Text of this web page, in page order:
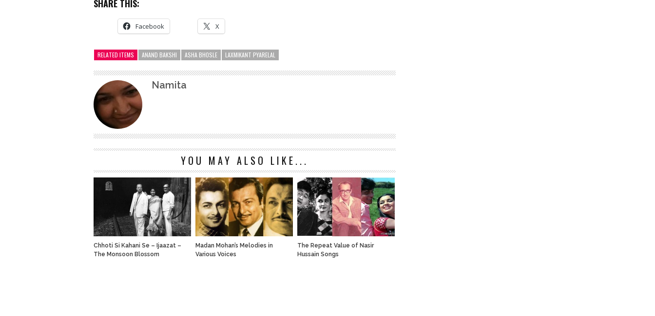
SHARE THIS:
Facebook X
RELATED ITEMS ANAND BAKSHI ASHA BHOSLE LAXMIKANT PYARELAL
Namita
YOU MAY ALSO LIKE...
Chhoti Si Kahani Se – Ijaazat –
The Monsoon Blossom
Madan Mohan’s Melodies in
Various Voices
The Repeat Value of Nasir
Hussain Songs